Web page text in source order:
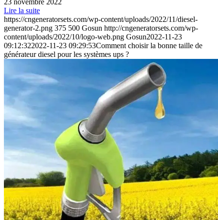
23 novembre 2022
Lire la suite
https://cngeneratorsets.com/wp-content/uploads/2022/11/diesel-
generator-2.png 375 500 Gosun http://cngeneratorsets.com/wp-
content/uploads/2022/10/logo-web.png Gosun2022-11-23
09:12:322022-11-23 09:29:53Comment choisir la bonne taille de
générateur diesel pour les systèmes ups ?